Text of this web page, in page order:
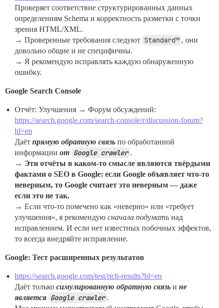
Проверяет соответствие структурированных данных
определениям Schema и корректность разметки с точки
зрения HTML/XML.
→ Проверенные требования следуют Standard™ , они
довольно общие и не специфичны.
→ Я рекомендую исправлять каждую обнаруженную
ошибку.
Google Search Console
Отчёт: Улучшения → Форум обсуждений:
https://search.google.com/search-console/r/discussion-forum?
hl=en
Даёт прямую обратную связь по обработанной
информации от Google crawler .
→ Эти отчёты в каком-то смысле являются твёрдыми
фактами о SEO в Google: если Google объявляет что-то
неверным, то Google считает это неверным — даже
если это не так.
→ Если что-то помечено как «неверно» или «требует
улучшения», я рекомендую сначала подумать над
исправлением. И если нет известных побочных эффектов,
то всегда внедряйте исправление.
Google: Тест расширенных результатов
https://search.google.com/test/rich-results?hl=en
Даёт только симулированную обратную связь и не
является Google crawler .